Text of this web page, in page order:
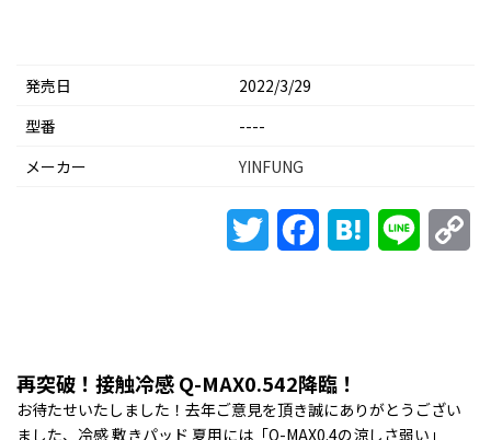
発売日
2022/3/29
型番
----
メーカー
YINFUNG
Twitter FacebookHatena Line
再突破！接触冷感 Q-MAX0.542降臨！
お待たせいたしました！去年ご意見を頂き誠にありがとうござい
ました、冷感 敷きパッド 夏用には「Q-MAX0.4の涼しさ弱い」